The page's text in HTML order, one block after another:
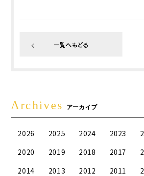
一覧へもどる
Archives アーカイブ
2026 2025 2024 2023
2020
2019 2018 2017
2014
2013 2012 2011